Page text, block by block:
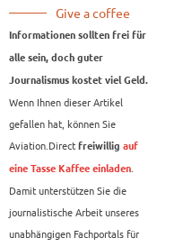
Give a coffee
Informationen sollten frei für
alle sein, doch guter
Journalismus kostet viel Geld.
Wenn Ihnen dieser Artikel
gefallen hat, können Sie
Aviation.Direct freiwillig auf
eine Tasse Kaffee einladen.
Damit unterstützen Sie die
journalistische Arbeit unseres
unabhängigen Fachportals für